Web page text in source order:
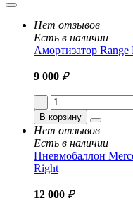
Нет отзывов
Есть в наличии
Амортизатор
9 000 ₽
В корзину
Нет отзывов
Есть в наличии
Пневмобаллон
Right
12 000 ₽